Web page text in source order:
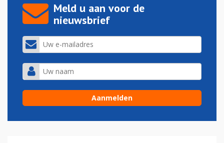
Meld u aan voor de
nieuwsbrief